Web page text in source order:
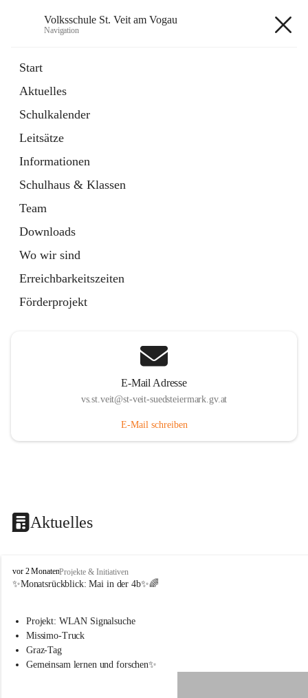
Volksschule St. Veit am Vogau
Navigation
Start
Aktuelles
Schulkalender
Leitsätze
Informationen
Schulhaus & Klassen
Team
Downloads
Wo wir sind
Erreichbarkeitszeiten
Förderprojekt
E-Mail Adresse
vs.st.veit@st-veit-suedsteiermark.gv.at
E-Mail schreiben
Aktuelles
V
o
s
s
c
vor 2 MonatenProjekte & Initiativen
✨Monatsrückblick: Mai in der 4b✨🌈
Projekt: WLAN Signalsuche
Missimo-Truck
Graz-Tag
Gemeinsam lernen und forschen✨